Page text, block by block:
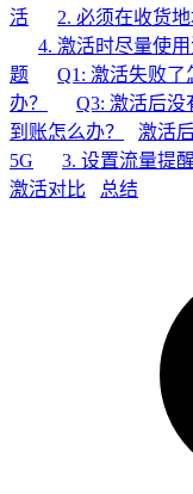
活
2. 必须在收货
4. 激活时尽量使
题
Q1: 激活失败了
办？
Q3: 激活后没
到账怎么办？
激活
5G
3. 设置流量提醒
激活对比
总结